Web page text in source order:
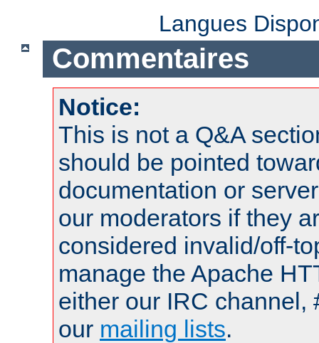
Langues
Commentaires
Notice:
This is not a Q&A
should be pointed
documentation or
our moderators if they
considered invalid/off-
manage the Apache
either our IRC channel,
our mailing lists.